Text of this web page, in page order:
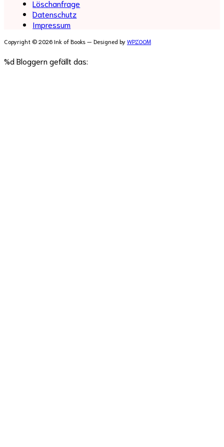
Löschanfrage
Datenschutz
Impressum
Copyright © 2026 Ink of Books — Designed by WPZOOM
%dBloggern gefällt das: